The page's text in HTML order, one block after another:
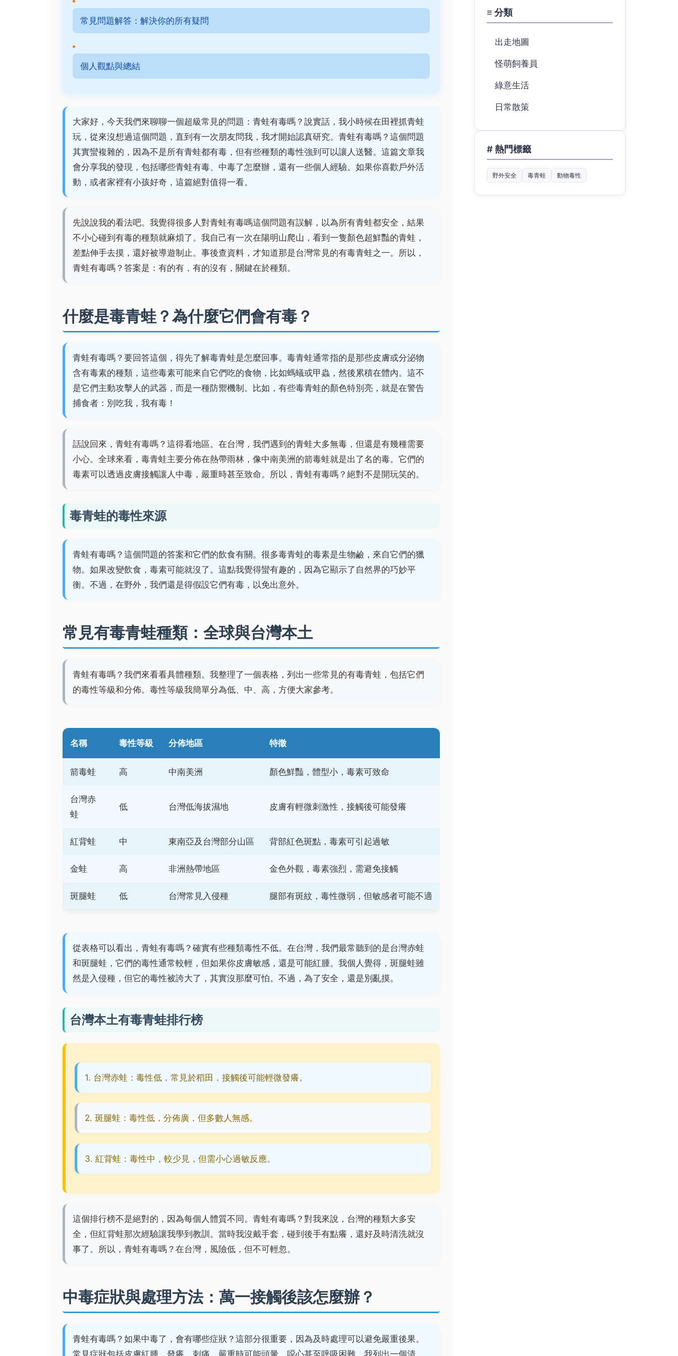
常見問題解答：解決你的所有疑問
個人觀點與總結
大家好，今天我們來聊聊一個超級常見的問題：青蛙有毒嗎？說實話，我小時候在田裡抓青蛙
玩，從來沒想過這個問題，直到有一次朋友問我，我才開始認真研究。青蛙有毒嗎？這個問題
其實蠻複雜的，因為不是所有青蛙都有毒，但有些種類的毒性強到可以讓人送醫。這篇文章我
會分享我的發現，包括哪些青蛙有毒、中毒了怎麼辦，還有一些個人經驗。如果你喜歡戶外活
動，或者家裡有小孩好奇，這篇絕對值得一看。
先說說我的看法吧。我覺得很多人對青蛙有毒嗎這個問題有誤解，以為所有青蛙都安全，結果
不小心碰到有毒的種類就麻煩了。我自己有一次在陽明山爬山，看到一隻顏色超鮮豔的青蛙，
差點伸手去摸，還好被導遊制止。事後查資料，才知道那是台灣常見的有毒青蛙之一。所以，
青蛙有毒嗎？答案是：有的有，有的沒有，關鍵在於種類。
什麼是毒青蛙？為什麼它們會有毒？
青蛙有毒嗎？要回答這個，得先了解毒青蛙是怎麼回事。毒青蛙通常指的是那些皮膚或分泌物
含有毒素的種類，這些毒素可能來自它們吃的食物，比如螞蟻或甲蟲，然後累積在體內。這不
是它們主動攻擊人的武器，而是一種防禦機制。比如，有些毒青蛙的顏色特別亮，就是在警告
捕食者：別吃我，我有毒！
話說回來，青蛙有毒嗎？這得看地區。在台灣，我們遇到的青蛙大多無毒，但還是有幾種需要
小心。全球來看，毒青蛙主要分佈在熱帶雨林，像中南美洲的箭毒蛙就是出了名的毒。它們的
毒素可以透過皮膚接觸讓人中毒，嚴重時甚至致命。所以，青蛙有毒嗎？絕對不是開玩笑的。
毒青蛙的毒性來源
青蛙有毒嗎？這個問題的答案和它們的飲食有關。很多毒青蛙的毒素是生物鹼，來自它們的獵
物。如果改變飲食，毒素可能就沒了。這點我覺得蠻有趣的，因為它顯示了自然界的巧妙平
衡。不過，在野外，我們還是得假設它們有毒，以免出意外。
常見有毒青蛙種類：全球與台灣本土
青蛙有毒嗎？我們來看看具體種類。我整理了一個表格，列出一些常見的有毒青蛙，包括它們
的毒性等級和分佈。毒性等級我簡單分為低、中、高，方便大家參考。
名稱 毒性等級 分佈地區 特徵
箭毒蛙 高 中南美洲 顏色鮮豔，體型小，毒素可致命
台灣赤
蛙
低 台灣低海拔濕地 皮膚有輕微刺激性，接觸後可能發癢
紅背蛙 中 東南亞及台灣部分山區 背部紅色斑點，毒素可引起過敏
金蛙 高 非洲熱帶地區 金色外觀，毒素強烈，需避免接觸
斑腿蛙 低 台灣常見入侵種 腿部有斑紋，毒性微弱，但敏感者可能不適
從表格可以看出，青蛙有毒嗎？確實有些種類毒性不低。在台灣，我們最常聽到的是台灣赤蛙
和斑腿蛙，它們的毒性通常較輕，但如果你皮膚敏感，還是可能紅腫。我個人覺得，斑腿蛙雖
然是入侵種，但它的毒性被誇大了，其實沒那麼可怕。不過，為了安全，還是別亂摸。
台灣本土有毒青蛙排行榜
1. 台灣赤蛙：毒性低，常見於稻田，接觸後可能輕微發癢。
2. 斑腿蛙：毒性低，分佈廣，但多數人無感。
3. 紅背蛙：毒性中，較少見，但需小心過敏反應。
這個排行榜不是絕對的，因為每個人體質不同。青蛙有毒嗎？對我來說，台灣的種類大多安
全，但紅背蛙那次經驗讓我學到教訓。當時我沒戴手套，碰到後手有點癢，還好及時清洗就沒
事了。所以，青蛙有毒嗎？在台灣，風險低，但不可輕忽。
中毒症狀與處理方法：萬一接觸後該怎麼辦？
青蛙有毒嗎？如果中毒了，會有哪些症狀？這部分很重要，因為及時處理可以避免嚴重後果。
常見症狀包括皮膚紅腫、發癢、刺痛，嚴重時可能頭暈、噁心甚至呼吸困難。我列出一個清
≡ 分類
出走地圖
怪萌飼養員
綠意生活
日常散策
# 熱門標籤
野外安全 毒青蛙 動物毒性